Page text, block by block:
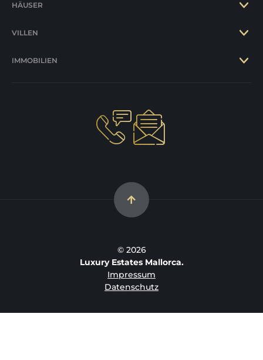
HÄUSER
VILLEN
IMMOBILIEN
© 2026
Luxury Estates Mallorca.
Impressum
Datenschutz